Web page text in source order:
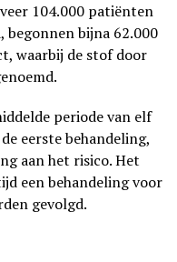
104.000 patiënten
begonnen bijna 62.000
waarbij de stof door
periode van elf
eerste behandeling,
aan het risico. Het
een behandeling voor
gevolgd.